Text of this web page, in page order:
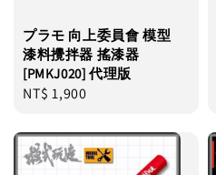
プラモ 向上委員會 模型
漆料攪拌器 搖漆器
[PMKJ020] 代理版
Regular
NT$ 1,900